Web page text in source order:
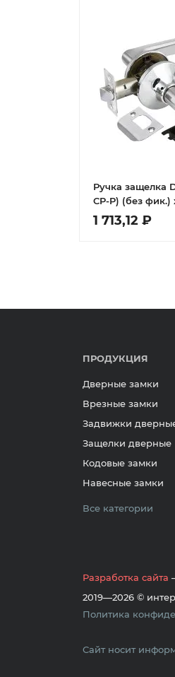
Ручка защелка
CP-P) (без фик.)
1 713,12 ₽
ПРОДУКЦИЯ
Дверные замки
Врезные замки
Задвижки
Защелки дверные
Кодовые замки
Навесные замки
Все категории
Разработка сайта
2019—2026 ©
Политика
Сайт носит